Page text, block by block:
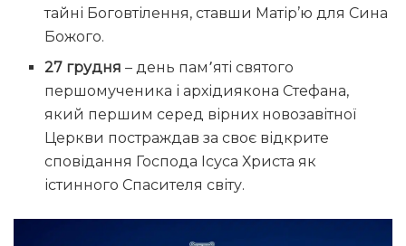
тайні Боговтілення, ставши Матір’ю для Сина
Божого.
27 грудня – день пам՚яті святого
першомученика і архідиякона Стефана,
який першим серед вірних новозавітної
Церкви постраждав за своє відкрите
сповідання Господа Ісуса Христа як
істинного Спасителя світу.